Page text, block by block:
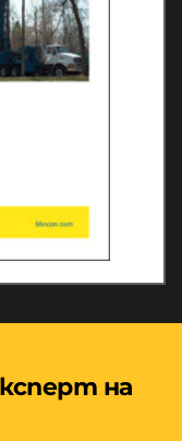
на